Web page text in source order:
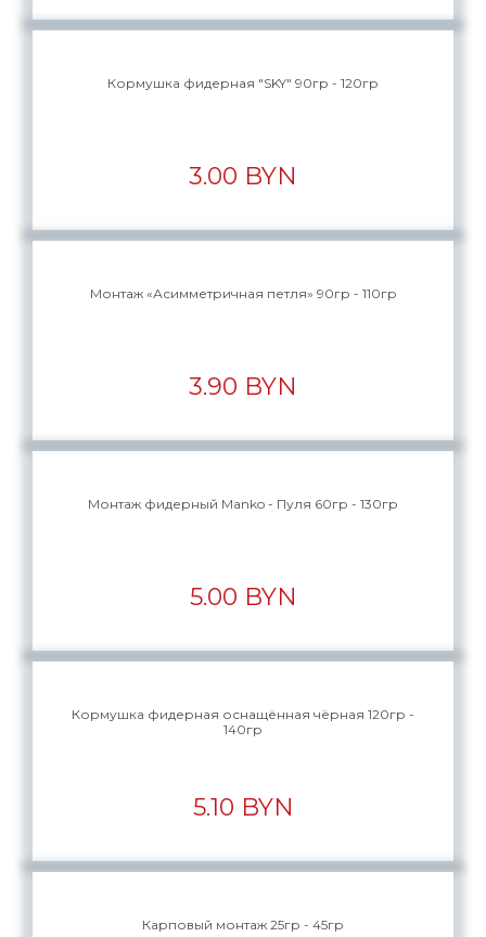
Кормушка фидерная "SKY" 90гр - 120гр
3.00 BYN
Монтаж «Асимметричная петля» 90гр - 110гр
3.90 BYN
Монтаж фидерный Manko - Пуля 60гр - 130гр
5.00 BYN
Кормушка фидерная оснащённая чёрная 120гр -
140гр
5.10 BYN
Карповый монтаж 25гр - 45гр